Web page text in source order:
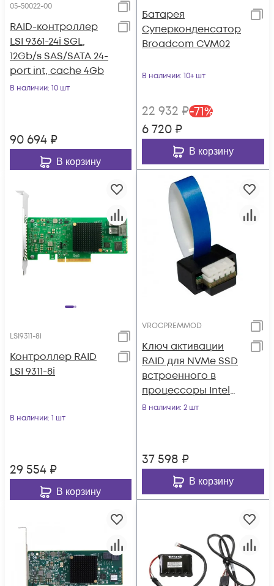
05-50022-00
RAID-контроллер
LSI 9361-24i SGL,
12Gb/s SAS/SATA 24-
port int, cache 4Gb
В наличии: 10 шт
90 694 ₽
В корзину
Батарея
Суперконденсатор
Broadcom CVM02
В наличии: 10+ шт
22 932 ₽-71%
6 720 ₽
В корзину
LSI9311-8i
Контроллер RAID
LSI 9311-8i
В наличии: 1 шт
29 554 ₽
В корзину
VROCPREMMOD
Ключ активации
RAID для NVMe SSD
встроенного в
процессоры Intel
PREM (RAID 0, 1, 10, 5)
В наличии: 2 шт
37 598 ₽
В корзину